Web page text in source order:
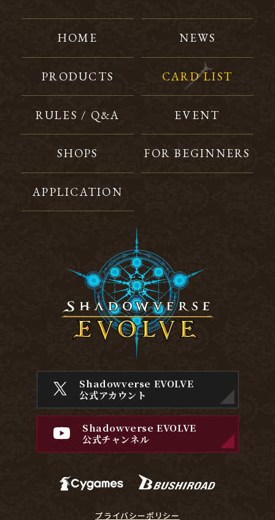
HOME NEWS
PRODUCTS CARD LIST
RULES / Q&A EVENT
SHOPS FOR BEGINNERS
APPLICATION
Shadowverse EVOLVE
公式アカウント
Shadowverse EVOLVE
公式チャンネル
プライバシーポリシー